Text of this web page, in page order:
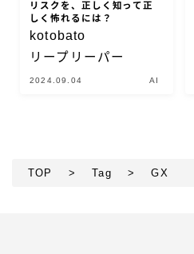
リスクを、正しく知って正
しく怖れるには？
2024.09.04 AI
kotobato
リープリーパー
TOP > Tag > GX